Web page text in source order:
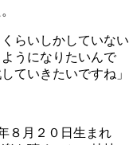
らいしかしていない
うになりたいんで
ていきたいですね」
８月２０日生まれ